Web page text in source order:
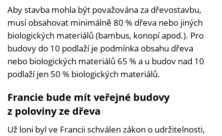
Aby stavba mohla být považována za dřevostavbu,
musí obsahovat minimálně 80 % dřeva nebo jiných
biologických materiálů (bambus, konopí apod.). Pro
budovy do 10 podlaží je podmínka obsahu dřeva
nebo biologických materiálů 65 % a u budov nad 10
podlaží jen 50 % biologických materiálů.
Francie bude mít veřejné budovy
z poloviny ze dřeva
Už loni byl ve Francii schválen zákon o udržitelnosti,